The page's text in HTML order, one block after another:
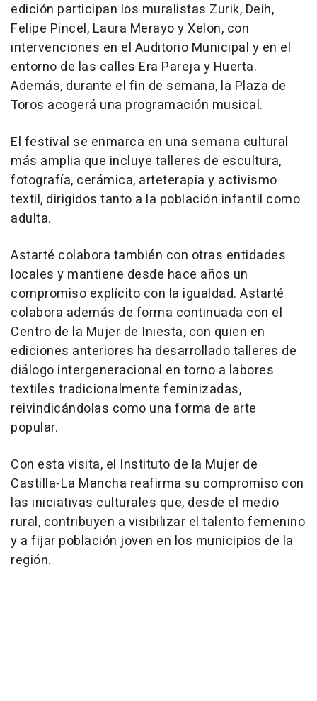
edición participan los muralistas Zurik, Deih,
Felipe Pincel, Laura Merayo y Xelon, con
intervenciones en el Auditorio Municipal y en el
entorno de las calles Era Pareja y Huerta.
Además, durante el fin de semana, la Plaza de
Toros acogerá una programación musical.
El festival se enmarca en una semana cultural
más amplia que incluye talleres de escultura,
fotografía, cerámica, arteterapia y activismo
textil, dirigidos tanto a la población infantil como
adulta.
Astarté colabora también con otras entidades
locales y mantiene desde hace años un
compromiso explícito con la igualdad. Astarté
colabora además de forma continuada con el
Centro de la Mujer de Iniesta, con quien en
ediciones anteriores ha desarrollado talleres de
diálogo intergeneracional en torno a labores
textiles tradicionalmente feminizadas,
reivindicándolas como una forma de arte
popular.
Con esta visita, el Instituto de la Mujer de
Castilla-La Mancha reafirma su compromiso con
las iniciativas culturales que, desde el medio
rural, contribuyen a visibilizar el talento femenino
y a fijar población joven en los municipios de la
región.